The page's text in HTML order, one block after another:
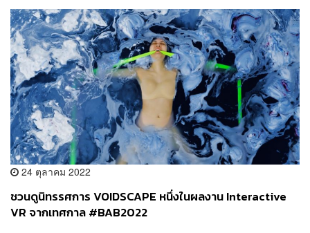
24 ตุลาคม 2022
ชวนดูนิทรรศการ VOIDSCAPE หนึ่งในผลงาน Interactive
VR จากเทศกาล #BAB2022